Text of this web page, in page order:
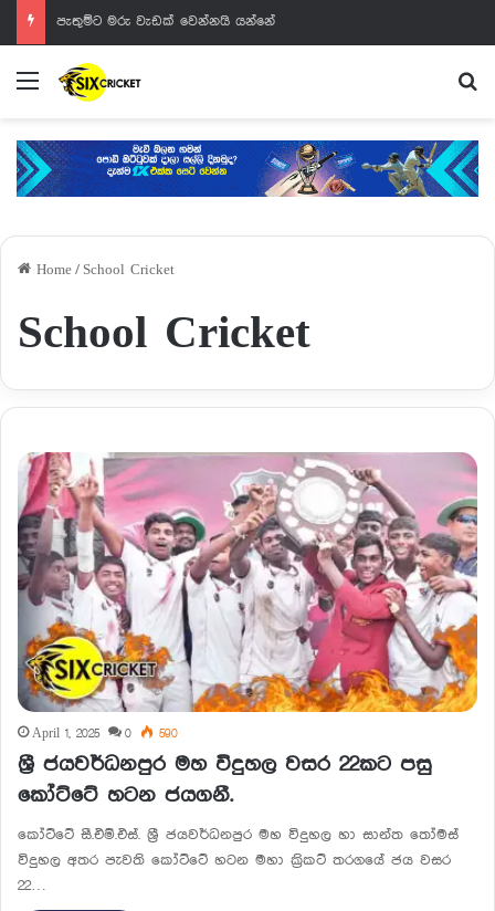
පැතුම්ට මරු වැඩක් වෙන්නයි යන්නේ
Menu
Home / School Cricket
School Cricket
April 1, 2025 0 590
ශ්‍රී ජයවර්ධනපුර මහ විදුහල වසර 22කට පසු
කෝට්ටේ හටන ජයගනී.
කෝට්ටේ සී.එම්.එස්. ශ්‍රී ජයවර්ධනපුර මහ විදුහල හා සාන්ත තෝමස්
විදුහල අතර පැවති කෝට්ටේ හටන මහා ක්‍රිකට් තරගයේ ජය වසර
22…